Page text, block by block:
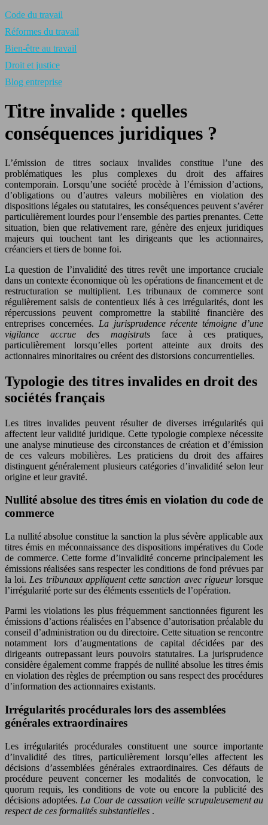
Code du travail
Réformes du travail
Bien-être au travail
Droit et justice
Blog entreprise
Titre invalide : quelles
conséquences juridiques ?
L’émission de titres sociaux invalides constitue l’une des
problématiques les plus complexes du droit des affaires
contemporain. Lorsqu’une société procède à l’émission d’actions,
d’obligations ou d’autres valeurs mobilières en violation des
dispositions légales ou statutaires, les conséquences peuvent s’avérer
particulièrement lourdes pour l’ensemble des parties prenantes. Cette
situation, bien que relativement rare, génère des enjeux juridiques
majeurs qui touchent tant les dirigeants que les actionnaires,
créanciers et tiers de bonne foi.
La question de l’invalidité des titres revêt une importance cruciale
dans un contexte économique où les opérations de financement et de
restructuration se multiplient. Les tribunaux de commerce sont
régulièrement saisis de contentieux liés à ces irrégularités, dont les
répercussions peuvent compromettre la stabilité financière des
entreprises concernées. La jurisprudence récente témoigne d’une
vigilance accrue des magistrats face à ces pratiques,
particulièrement lorsqu’elles portent atteinte aux droits des
actionnaires minoritaires ou créent des distorsions concurrentielles.
Typologie des titres invalides en droit des
sociétés français
Les titres invalides peuvent résulter de diverses irrégularités qui
affectent leur validité juridique. Cette typologie complexe nécessite
une analyse minutieuse des circonstances de création et d’émission
de ces valeurs mobilières. Les praticiens du droit des affaires
distinguent généralement plusieurs catégories d’invalidité selon leur
origine et leur gravité.
Nullité absolue des titres émis en violation du code de
commerce
La nullité absolue constitue la sanction la plus sévère applicable aux
titres émis en méconnaissance des dispositions impératives du Code
de commerce. Cette forme d’invalidité concerne principalement les
émissions réalisées sans respecter les conditions de fond prévues par
la loi. Les tribunaux appliquent cette sanction avec rigueurlorsque
l’irrégularité porte sur des éléments essentiels de l’opération.
Parmi les violations les plus fréquemment sanctionnées figurent les
émissions d’actions réalisées en l’absence d’autorisation préalable du
conseil d’administration ou du directoire. Cette situation se rencontre
notamment lors d’augmentations de capital décidées par des
dirigeants outrepassant leurs pouvoirs statutaires. La jurisprudence
considère également comme frappés de nullité absolue les titres émis
en violation des règles de préemption ou sans respect des procédures
d’information des actionnaires existants.
Irrégularités procédurales lors des assemblées
générales extraordinaires
Les irrégularités procédurales constituent une source importante
d’invalidité des titres, particulièrement lorsqu’elles affectent les
décisions d’assemblées générales extraordinaires. Ces défauts de
procédure peuvent concerner les modalités de convocation, le
quorum requis, les conditions de vote ou encore la publicité des
décisions adoptées. La Cour de cassation veille scrupuleusement au
respect de ces formalités substantielles .